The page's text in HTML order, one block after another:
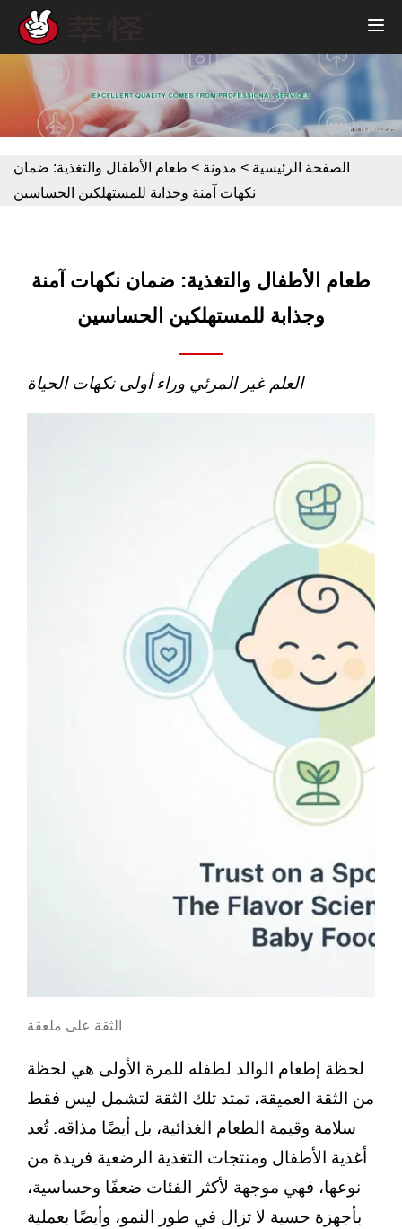
الصفحة الرئيسية > مدونة > طعام الأطفال والتغذية: ضمان
نكهات آمنة وجذابة للمستهلكين الحساسين
طعام الأطفال والتغذية: ضمان نكهات آمنة
وجذابة للمستهلكين الحساسين
العلم غير المرئي وراء أولى نكهات الحياة
الثقة على ملعقة
لحظة إطعام الوالد لطفله للمرة الأولى هي لحظة
من الثقة العميقة، تمتد تلك الثقة لتشمل ليس فقط
سلامة وقيمة الطعام الغذائية، بل أيضًا مذاقه. تُعد
أغذية الأطفال ومنتجات التغذية الرضعية فريدة من
نوعها، فهي موجهة لأكثر الفئات ضعفًا وحساسية،
بأجهزة حسية لا تزال في طور النمو، وأيضًا بعملية